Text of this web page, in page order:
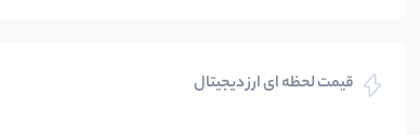
بلاکچین
قیمت لحظه ای ارز دیجیتال